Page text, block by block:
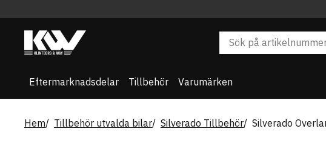
Eftermarknadsdelar Tillbehör Varumärken
Hem Tillbehör utvalda bilar Silverado Tillbehör Silverado